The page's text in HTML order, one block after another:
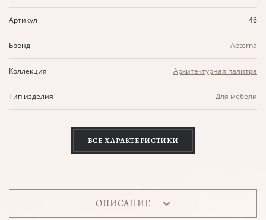
Артикул 46
Бренд Aeterna
Коллекция Архитектурная палитра
Тип изделия Для мебели
ВСЕ ХАРАКТЕРИСТИКИ
ОПИСАНИЕ